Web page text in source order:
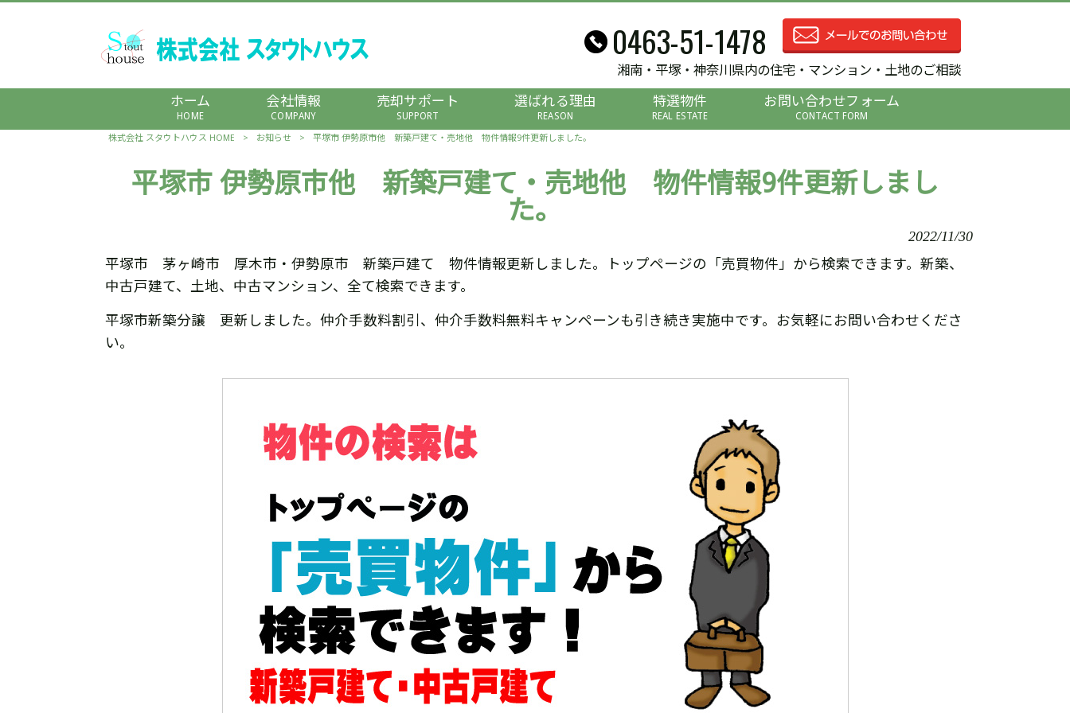
0463-51-1478
湘南・平塚・神奈川県内の住宅・マンション・土地のご相談
ホーム
HOME
会社情報
COMPANY
売却サポート
SUPPORT
選ばれる理由
REASON
特選物件
REAL ESTATE
お問い合わせフォーム
CONTACT FORM
株式会社 スタウトハウス HOME > お知らせ > 平塚市 伊勢原市他 新築戸建て・売地他 物件情報9件更新しました。
平塚市 伊勢原市他 新築戸建て・売地他 物件情報9件更新しまし
た。
2022/11/30
平塚市 茅ヶ崎市 厚木市・伊勢原市 新築戸建て 物件情報更新しました。トップページの「売買物件」から検索できます。新築、
中古戸建て、土地、中古マンション、全て検索できます。
平塚市新築分譲 更新しました。仲介手数料割引、仲介手数料無料キャンペーンも引き続き実施中です。お気軽にお問い合わせくださ
い。